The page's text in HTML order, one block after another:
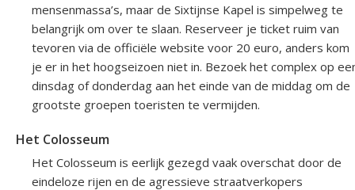
mensenmassa’s, maar de Sixtijnse Kapel is simpelweg te
belangrijk om over te slaan. Reserveer je ticket ruim van
tevoren via de officiële website voor 20 euro, anders kom
je er in het hoogseizoen niet in. Bezoek het complex op
dinsdag of donderdag aan het einde van de middag om de
grootste groepen toeristen te vermijden.
Het Colosseum
Het Colosseum is eerlijk gezegd vaak overschat door de
eindeloze rijen en de agressieve straatverkopers